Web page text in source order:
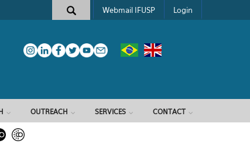
Webmail IFUSP Login
OUTREACH SERVICES CONTACT